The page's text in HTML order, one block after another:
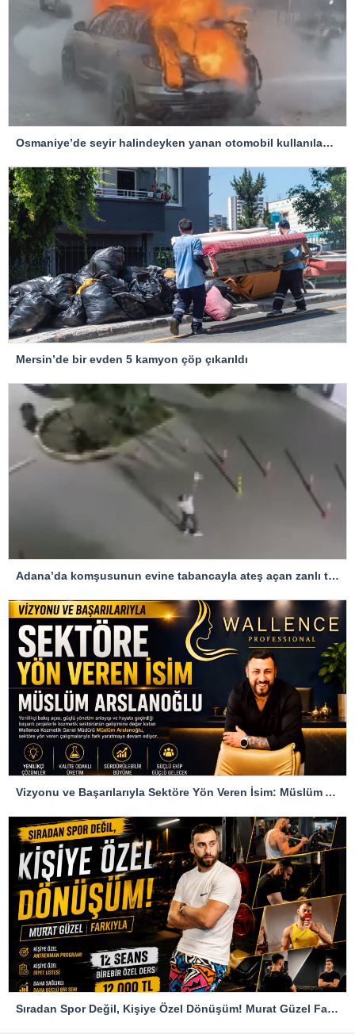
Osmaniye’de seyir halindeyken yanan otomobil kullanılamaz hale geldi
Mersin’de bir evden 5 kamyon çöp çıkarıldı
Adana’da komşusunun evine tabancayla ateş açan zanlı tutuklandı
Vizyonu ve Başarılarıyla Sektöre Yön Veren İsim: Müslüm Arslanoğlu
Sıradan Spor Değil, Kişiye Özel Dönüşüm! Murat Güzel Farkıyla